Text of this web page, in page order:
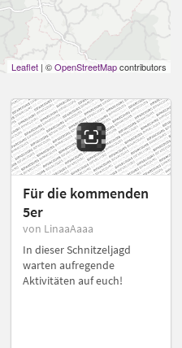
Leaflet | ©OpenStreetMapcontributors
Für die kommenden
5er
von LinaaAaaa
In dieser Schnitzeljagd
warten aufregende
Aktivitäten auf euch!